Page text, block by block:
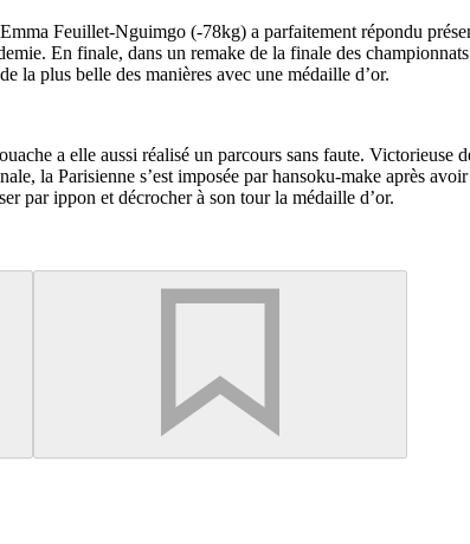
Feuillet-Nguimgo (-78kg) a parfaitement répondu
En finale, dans un remake de la finale des
la plus belle des manières avec une médaille d’or.
a elle aussi réalisé un parcours sans faute.
la Parisienne s’est imposée par hansoku-make après
par ippon et décrocher à son tour la médaille d’or.